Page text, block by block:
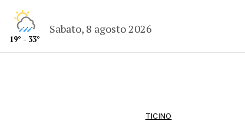
19° - 33°
Sabato, 8 agosto 2026
TICINO